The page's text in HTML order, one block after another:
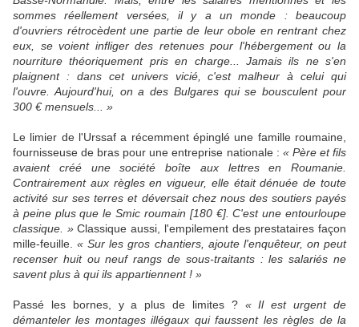
sommes réellement versées, il y a un monde : beaucoup
d'ouvriers rétrocèdent une partie de leur obole en rentrant chez
eux, se voient infliger des retenues pour l'hébergement ou la
nourriture théoriquement pris en charge... Jamais ils ne s'en
plaignent : dans cet univers vicié, c'est malheur à celui qui
l'ouvre. Aujourd'hui, on a des Bulgares qui se bousculent pour
300 € mensuels... »
Le limier de l'Urssaf a récemment épinglé une famille roumaine,
fournisseuse de bras pour une entreprise nationale : « Père et fils
avaient créé une société boîte aux lettres en Roumanie.
Contrairement aux règles en vigueur, elle était dénuée de toute
activité sur ses terres et déversait chez nous des soutiers payés
à peine plus que le Smic roumain [180 €]. C'est une entourloupe
classique. »Classique aussi, l'empilement des prestataires façon
mille-feuille.« Sur les gros chantiers, ajoute l'enquêteur, on peut
recenser huit ou neuf rangs de sous-traitants : les salariés ne
savent plus à qui ils appartiennent ! »
Passé les bornes, y a plus de limites ? « Il est urgent de
démanteler les montages illégaux qui faussent les règles de la